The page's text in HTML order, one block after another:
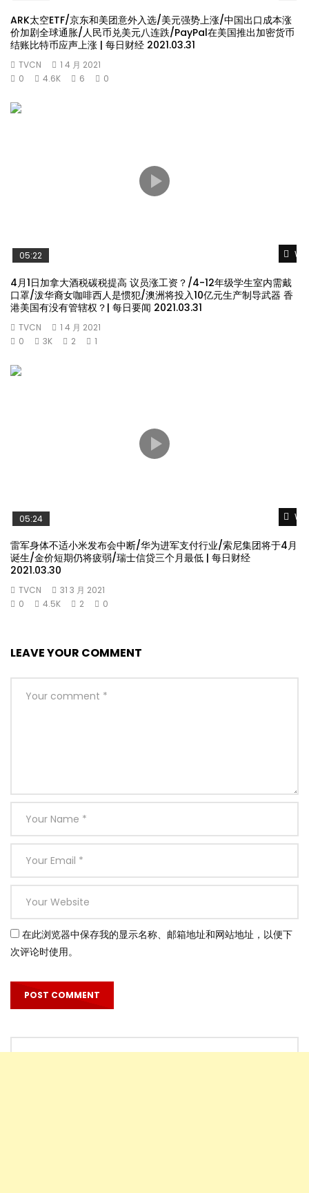
ARK太空ETF/京东和美团意外入选/美元强势上涨/中国出口成本涨
价加剧全球通胀/人民币兑美元八连跌/PayPal在美国推出加密货币
结账比特币应声上涨 | 每日财经 2021.03.31
TVCN
1 4 月 2021
0
4.6K 6 0
05:22
4月1日加拿大酒税碳税提高 议员涨工资？/4-12年级学生室内需戴
口罩/泼华裔女咖啡西人是惯犯/澳洲将投入10亿元生产制导武器 香
港美国有没有管辖权？| 每日要闻 2021.03.31
TVCN
1 4 月 2021
0
3K 2 1
05:24
雷军身体不适小米发布会中断/华为进军支付行业/索尼集团将于4月
诞生/金价短期仍将疲弱/瑞士信贷三个月最低 | 每日财经
2021.03.30
TVCN
31 3 月 2021
0
4.5K 2 0
LEAVE YOUR COMMENT
在此浏览器中保存我的显示名称、邮箱地址和网站地址，以便下
次评论时使用。